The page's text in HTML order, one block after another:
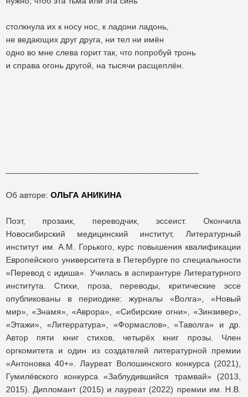
столкнула их к носу нос, к ладони ладонь,
не ведающих друг друга, ни тел ни имён
одно во мне слева горит так, что попробуй тронь
и справа огонь другой, на тысячи расщеплён.
Об авторе: ОЛЬГА АНИКИНА
Поэт, прозаик, переводчик, эссеист. Окончила
Новосибирский медицинский институт, Литературный
институт им. А.М. Горького, курс повышения квалификации
Европейского университета в Петербурге по специальности
«Перевод с идиша». Училась в аспирантуре Литературного
института. Стихи, проза, переводы, критические эссе
опубликованы в периодике: журналы «Волга», «Новый
мир», «Знамя», «Аврора», «Сибирские огни», «Зинзивер»,
«Этажи», «Литерратура», «Формаслов», «Таволга» и др.
Автор пяти книг стихов, четырёх книг прозы. Член
оргкомитета и один из создателей литературной премии
«Антоновка 40+». Лауреат Волошинского конкурса (2021),
Гумилёвского конкурса «Заблудившийся трамвай» (2013,
2015). Дипломант (2015) и лауреат (2022) премии им. Н.В.